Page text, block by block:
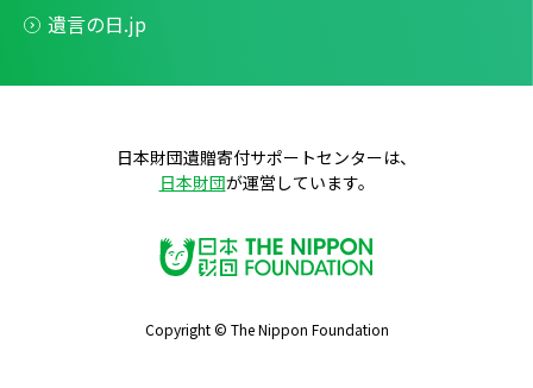
遺言の日.jp
日本財団遺贈寄付サポートセンターは、
日本財団が運営しています。
Copyright © The Nippon Foundation